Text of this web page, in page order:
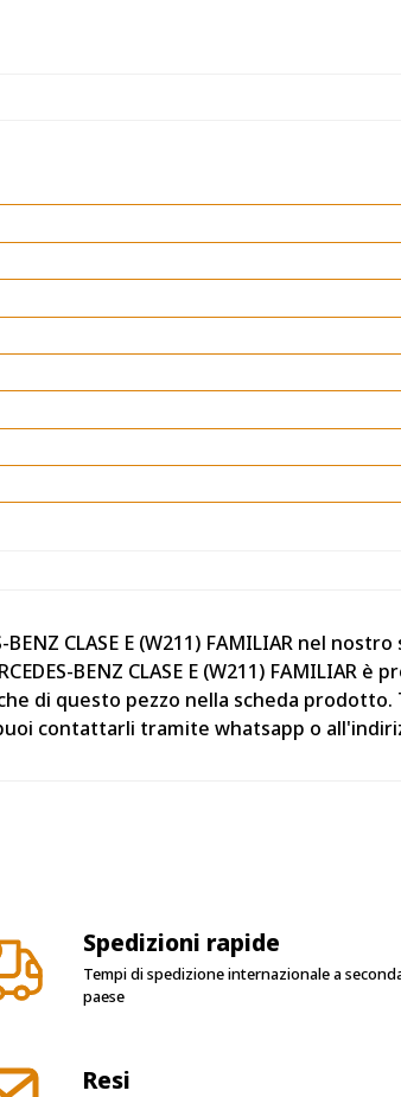
CLASE E (W211) FAMILIAR nel
BENZ CLASE E (W211)
di questo pezzo nella scheda prodotto.
contattarli tramite whatsapp o
Spedizioni rapide
Tempi di spedizione internazionale a
paese
Resi